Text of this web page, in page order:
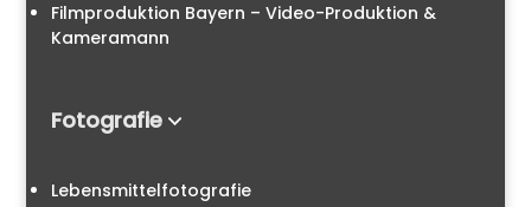
Filmproduktion Bayern – Video-Produktion &
Kameramann
Fotografie
Lebensmittelfotografie